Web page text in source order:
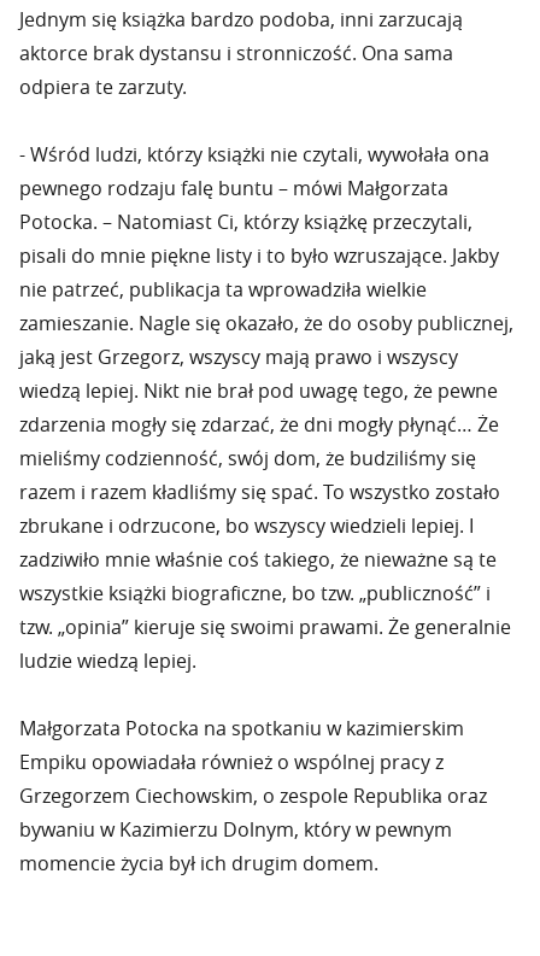
Jednym się książka bardzo podoba, inni zarzucają
aktorce brak dystansu i stronniczość. Ona sama
odpiera te zarzuty.
- Wśród ludzi, którzy książki nie czytali, wywołała ona
pewnego rodzaju falę buntu – mówi Małgorzata
Potocka. – Natomiast Ci, którzy książkę przeczytali,
pisali do mnie piękne listy i to było wzruszające. Jakby
nie patrzeć, publikacja ta wprowadziła wielkie
zamieszanie. Nagle się okazało, że do osoby publicznej,
jaką jest Grzegorz, wszyscy mają prawo i wszyscy
wiedzą lepiej. Nikt nie brał pod uwagę tego, że pewne
zdarzenia mogły się zdarzać, że dni mogły płynąć… Że
mieliśmy codzienność, swój dom, że budziliśmy się
razem i razem kładliśmy się spać. To wszystko zostało
zbrukane i odrzucone, bo wszyscy wiedzieli lepiej. I
zadziwiło mnie właśnie coś takiego, że nieważne są te
wszystkie książki biograficzne, bo tzw. „publiczność” i
tzw. „opinia” kieruje się swoimi prawami. Że generalnie
ludzie wiedzą lepiej.
Małgorzata Potocka na spotkaniu w kazimierskim
Empiku opowiadała również o wspólnej pracy z
Grzegorzem Ciechowskim, o zespole Republika oraz
bywaniu w Kazimierzu Dolnym, który w pewnym
momencie życia był ich drugim domem.